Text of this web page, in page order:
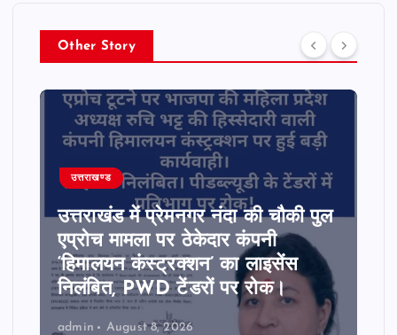
Other Story
उत्तराखण्ड
उत्तराखंड में प्रेमनगर नंदा की चौकी पुल
एप्रोच मामला पर ठेकेदार कंपनी
‘हिमालयन कंस्ट्रक्शन’ का लाइसेंस
निलंबित, PWD टेंडरों पर रोक।
admin August 8, 2026